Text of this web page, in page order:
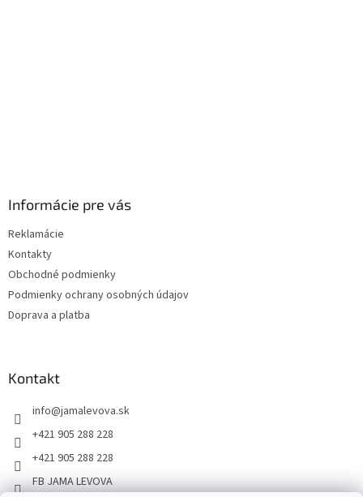
Informácie pre vás
Reklamácie
Kontakty
Obchodné podmienky
Podmienky ochrany osobných údajov
Doprava a platba
Kontakt
info@jamalevova.sk
+421 905 288 228
+421 905 288 228
FB JAMA LEVOVA